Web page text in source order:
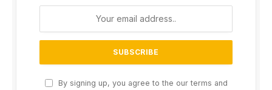
By signing up, you agree to the our terms and